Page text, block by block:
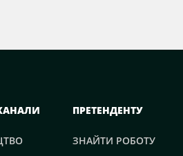
КАНАЛИ ПРЕТЕНДЕНТУ
ЗНАЙТИ РОБОТУ